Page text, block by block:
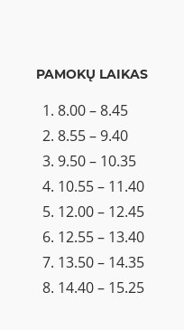
PAMOKŲ LAIKAS
8.00 – 8.45
8.55 – 9.40
9.50 – 10.35
10.55 – 11.40
12.00 – 12.45
12.55 – 13.40
13.50 – 14.35
14.40 – 15.25